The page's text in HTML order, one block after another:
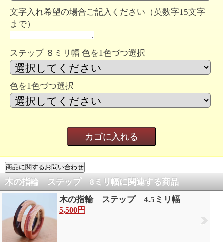
文字入れ希望の場合ご記入ください（英数字15文字
まで）
ステップ ８ミリ幅 色を1色づつ選択
色を1色づつ選択
木の指輪 ステップ 8ミリ幅に関連する商品
木の指輪 ステップ 4.5ミリ幅
5,500円